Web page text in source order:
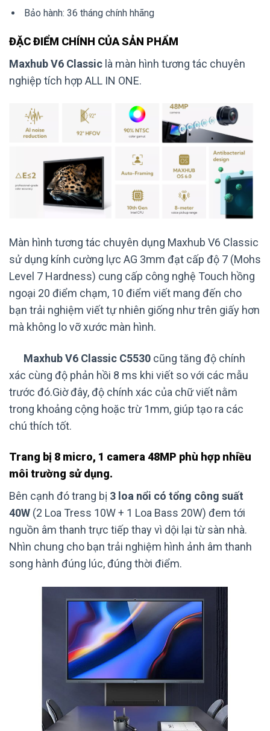
Bảo hành: 36 tháng chính hhãng
ĐẶC ĐIỂM CHÍNH CỦA SẢN PHẨM
Maxhub V6 Classic là màn hình tương tác chuyên
nghiệp tích hợp ALL IN ONE.
Màn hình tương tác chuyên dụng Maxhub V6 Classic
sử dụng kính cường lực AG 3mm đạt cấp độ 7 (Mohs
Level 7 Hardness) cung cấp công nghệ Touch hồng
ngoại 20 điểm chạm, 10 điểm viết mang đến cho
bạn trải nghiệm viết tự nhiên giống như trên giấy hơn
mà không lo vỡ xước màn hình.
Maxhub V6 Classic C5530 cũng tăng độ chính
xác cùng độ phản hồi 8 ms khi viết so với các mẫu
trước đó.Giờ đây, độ chính xác của chữ viết nằm
trong khoảng cộng hoặc trừ 1mm, giúp tạo ra các
chú thích tốt.
Trang bị 8 micro, 1 camera 48MP phù hợp nhiều
môi trường sử dụng.
Bên cạnh đó trang bị 3 loa nổi có tổng công suất
40W (2 Loa Tress 10W + 1 Loa Bass 20W) đem tới
nguồn âm thanh trực tiếp thay vì dội lại từ sàn nhà.
Nhìn chung cho bạn trải nghiệm hình ảnh âm thanh
song hành đúng lúc, đúng thời điểm.